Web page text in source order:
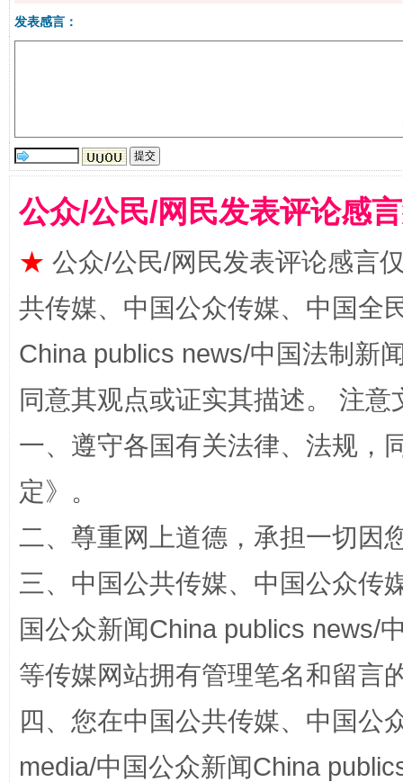
漫山遍野的桃花与雪山、麦地、白藏房
招工难、用工荒背后
发表感言：
公众/公民/网民发表评论感
★ 公众/公民/网民发表评论感言
共传媒、中国公众传媒、中国全
China publics news/中国法制新
同意其观点或证实其描述。 注
一、遵守各国有关法律、法规，
定》。
二、尊重网上道德，承担一切因
三、中国公共传媒、中国公众传
国公众新闻China publics news/
等传媒网站拥有管理笔名和留言
四、您在中国公共传媒、中国公
media/中国公众新闻China